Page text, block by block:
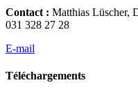
Contact : Matthias Lüscher,
031 328 27 28
E-mail
Téléchargements